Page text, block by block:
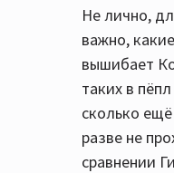
Не лично,
важно,
вышибает
таких в
сколько
разве не
сравнении